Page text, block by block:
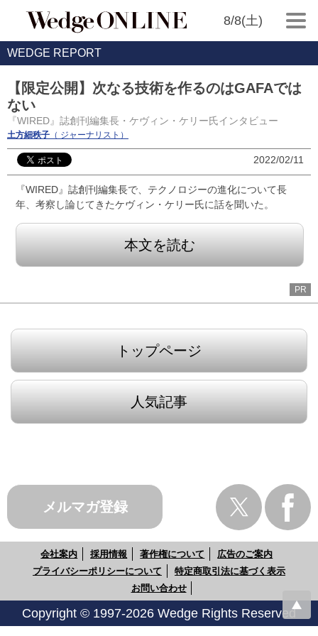
8/8(土)
WEDGE REPORT
【限定公開】次なる技術を作るのはGAFAでは
ない
『WIRED』誌創刊編集長・ケヴィン・ケリー氏インタビュー
土方細秩子 （ ジャーナリスト）
2022/02/11
『WIRED』誌創刊編集長で、テクノロジーの進化について長
年、考察し論じてきたケヴィン・ケリー氏に話を聞いた。
本文を読む
PR
トップページ
人気記事
メルマガ登録
会社案内 採用情報 著作権について
広告のご案内
プライバシーポリシーについて
特定商取引法に基づく表示
お問い合わせ
Copyright © 1997-2026 Wedge Rights Reserved